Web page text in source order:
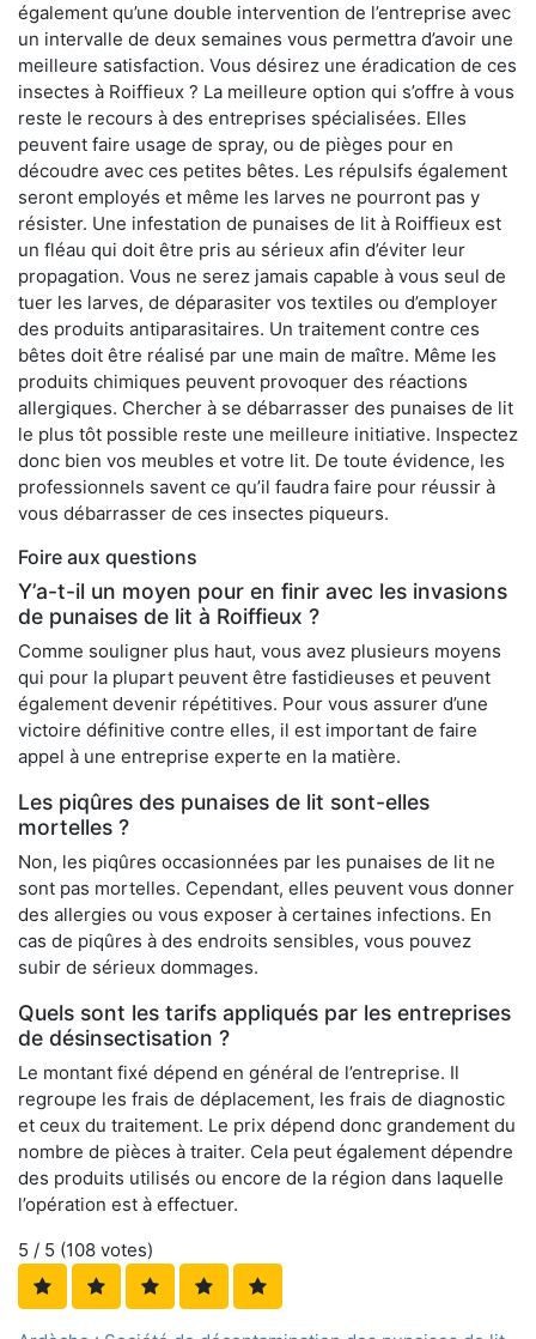
également qu’une double intervention de l’entreprise avec
un intervalle de deux semaines vous permettra d’avoir une
meilleure satisfaction. Vous désirez une éradication de ces
insectes à Roiffieux ? La meilleure option qui s’offre à vous
reste le recours à des entreprises spécialisées. Elles
peuvent faire usage de spray, ou de pièges pour en
découdre avec ces petites bêtes. Les répulsifs également
seront employés et même les larves ne pourront pas y
résister. Une infestation de punaises de lit à Roiffieux est
un fléau qui doit être pris au sérieux afin d’éviter leur
propagation. Vous ne serez jamais capable à vous seul de
tuer les larves, de déparasiter vos textiles ou d’employer
des produits antiparasitaires. Un traitement contre ces
bêtes doit être réalisé par une main de maître. Même les
produits chimiques peuvent provoquer des réactions
allergiques. Chercher à se débarrasser des punaises de lit
le plus tôt possible reste une meilleure initiative. Inspectez
donc bien vos meubles et votre lit. De toute évidence, les
professionnels savent ce qu’il faudra faire pour réussir à
vous débarrasser de ces insectes piqueurs.
Foire aux questions
Y’a-t-il un moyen pour en finir avec les invasions
de punaises de lit à Roiffieux ?
Comme souligner plus haut, vous avez plusieurs moyens
qui pour la plupart peuvent être fastidieuses et peuvent
également devenir répétitives. Pour vous assurer d’une
victoire définitive contre elles, il est important de faire
appel à une entreprise experte en la matière.
Les piqûres des punaises de lit sont-elles
mortelles ?
Non, les piqûres occasionnées par les punaises de lit ne
sont pas mortelles. Cependant, elles peuvent vous donner
des allergies ou vous exposer à certaines infections. En
cas de piqûres à des endroits sensibles, vous pouvez
subir de sérieux dommages.
Quels sont les tarifs appliqués par les entreprises
de désinsectisation ?
Le montant fixé dépend en général de l’entreprise. Il
regroupe les frais de déplacement, les frais de diagnostic
et ceux du traitement. Le prix dépend donc grandement du
nombre de pièces à traiter. Cela peut également dépendre
des produits utilisés ou encore de la région dans laquelle
l’opération est à effectuer.
5 / 5 (108 votes)